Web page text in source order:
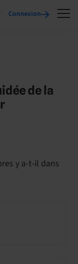
Connexion
de la
y a-t-il dans